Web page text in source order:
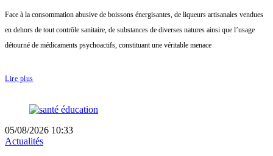
gouvernement tire la sonnette d’alarme
Face à la consommation abusive de boissons énergisantes, de liqueurs artisanales vendues
en dehors de tout contrôle sanitaire, de substances de diverses natures ainsi que l’usage
détourné de médicaments psychoactifs, constituant une véritable menace
Lire plus
05/08/2026 10:33
Actualités